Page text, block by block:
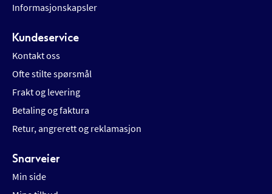
Informasjonskapsler
Kundeservice
Kontakt oss
Ofte stilte spørsmål
Frakt og levering
Betaling og faktura
Retur, angrerett og reklamasjon
Snarveier
Min side